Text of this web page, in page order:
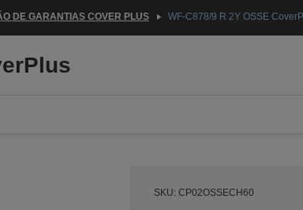
DE GARANTIAS COVER PLUS WF-C878/9 R 2Y OSSE
SKU: CP02OSSECH60